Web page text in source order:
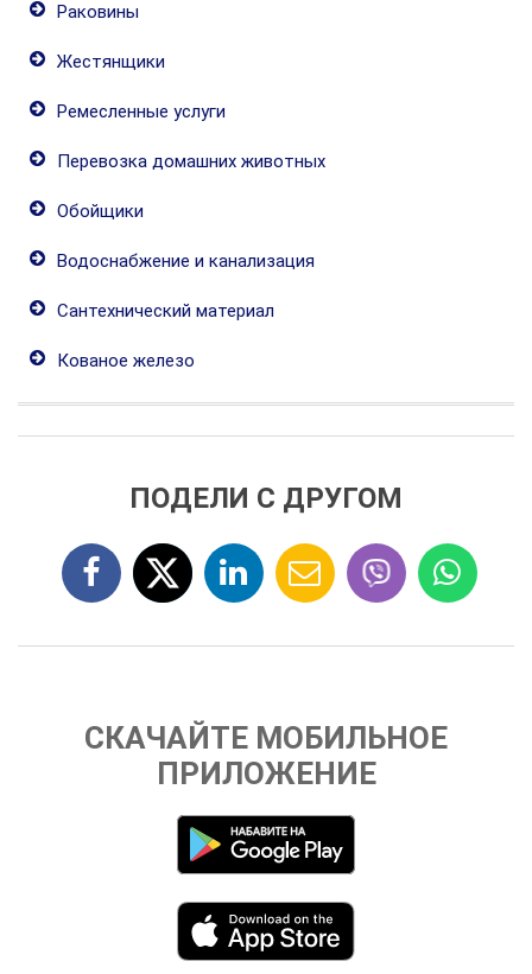
Раковины
Жестянщики
Ремесленные услуги
Перевозка домашних животных
Обойщики
Водоснабжение и канализация
Сантехнический материал
Кованое железо
ПОДЕЛИ С ДРУГОМ
СКАЧАЙТЕ МОБИЛЬНОЕ
ПРИЛОЖЕНИЕ